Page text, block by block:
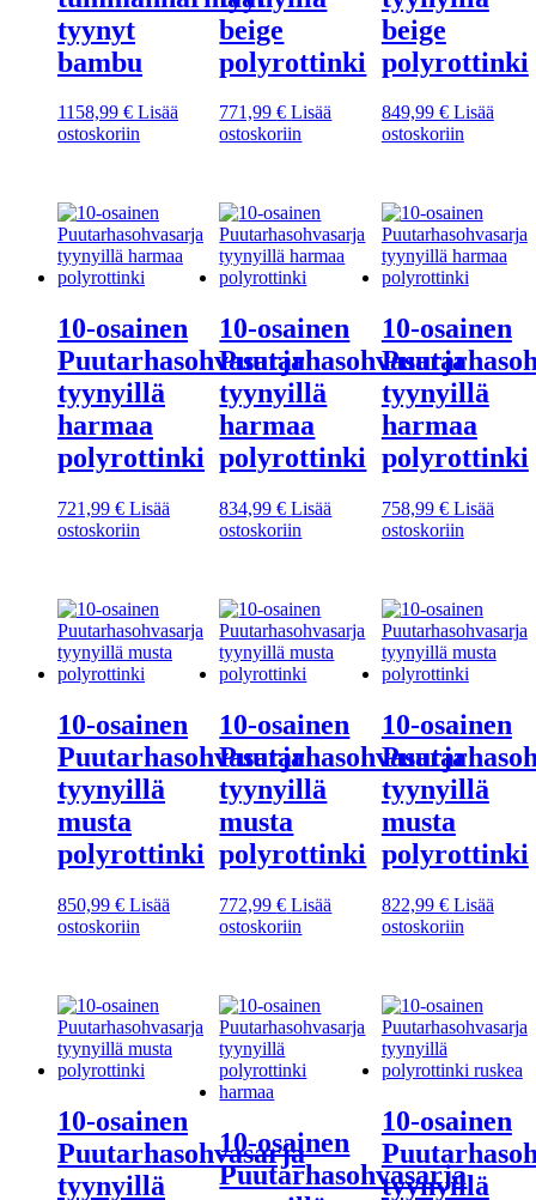
tyynyt
bambu
1158,99 € Lisää
ostoskoriin
beige
polyrottinki
771,99€ Lisää
ostoskoriin
beige
polyrottinki
849,99 € Lisää
ostoskoriin
10-osainen
Puutarhasohvasarja
tyynyillä
harmaa
polyrottinki
721,99 € Lisää
ostoskoriin
10-osainen
Puutarhasohvasarja
tyynyillä
harmaa
polyrottinki
834,99€ Lisää
ostoskoriin
10-osainen
tyynyillä
harmaa
polyrottinki
758,99 € Lisää
ostoskoriin
10-osainen
Puutarhasohvasarja
tyynyillä
musta
polyrottinki
850,99 € Lisää
ostoskoriin
10-osainen
Puutarhasohvasarja
tyynyillä
musta
polyrottinki
772,99€ Lisää
ostoskoriin
10-osainen
tyynyillä
musta
polyrottinki
822,99 € Lisää
ostoskoriin
10-osainen
Puutarhasohvasarja
tyynyillä
10-osainen
Puutarhasohvasarja
10-osainen
tyynyillä